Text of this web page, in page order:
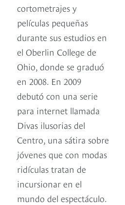
cortometrajes y
películas pequeñas
durante sus estudios en
el Oberlin College de
Ohio, donde se graduó
en 2008. En 2009
debutó con una serie
para internet llamada
Divas ilusorias del
Centro, una sátira sobre
jóvenes que con modas
ridículas tratan de
incursionar en el
mundo del espectáculo.